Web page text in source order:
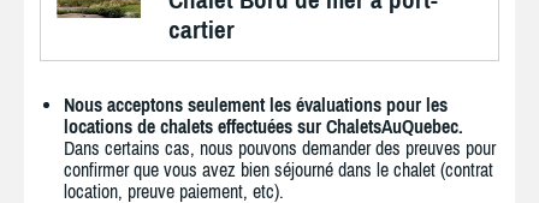
cartier
Nous acceptons seulement les évaluations pour les
locations de chalets effectuées sur ChaletsAuQuebec.
Dans certains cas, nous pouvons demander des preuves pour
confirmer que vous avez bien séjourné dans le chalet (contrat
location, preuve paiement, etc).